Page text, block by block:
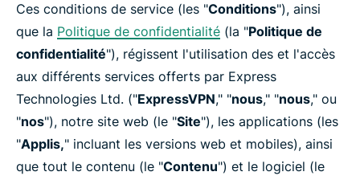
Ces conditions de service (les "Conditions"), ainsi
que la Politique de confidentialité (la "Politique de
confidentialité"), régissent l'utilisation des et l'accès
aux différents services offerts par Express
Technologies Ltd. ("ExpressVPN," "nous," "nous," ou
"nos"), notre site web (le "Site"), les applications (les
"Applis," incluant les versions web et mobiles), ainsi
que tout le contenu (le "Contenu") et le logiciel (le